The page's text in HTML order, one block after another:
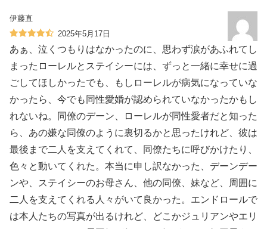
伊藤直
2025年5月17日
あぁ、泣くつもりはなかったのに、思わず涙があふれてし
まったローレルとステイシーには、ずっと一緒に幸せに過
ごしてほしかったでも、もしローレルが病気になっていな
かったら、今でも同性愛婚が認められていなかったかもし
れないね。同僚のデーン、ローレルが同性愛者だと知った
ら、あの嫌な同僚のように裏切るかと思ったけれど、彼は
最後まで二人を支えてくれて、同僚たちに呼びかけたり、
色々と動いてくれた。本当に申し訳なかった、デーンデー
ンや、ステイシーのお母さん、他の同僚、妹など、周囲に
二人を支えてくれる人々がいて良かった。エンドロールで
は本人たちの写真が出るけれど、どこかジュリアンやエリ